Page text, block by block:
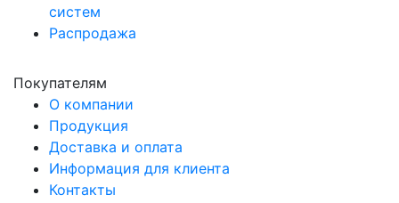
систем
Распродажа
Покупателям
О компании
Продукция
Доставка и оплата
Информация для клиента
Контакты